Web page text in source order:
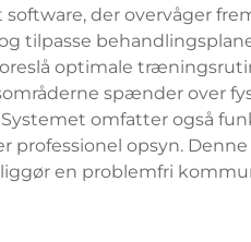
der overvåger
tilpasse
optimale
spænder over
omfatter også
opsyn.
en problemfri